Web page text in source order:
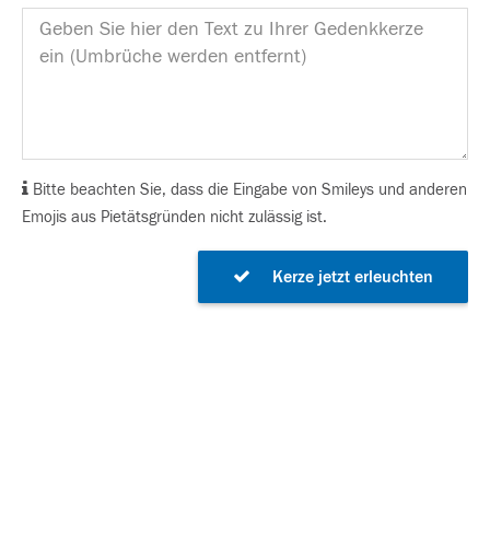
Bitte beachten Sie, dass die Eingabe von Smileys und anderen
Emojis aus Pietätsgründen nicht zulässig ist.
Kerze jetzt erleuchten